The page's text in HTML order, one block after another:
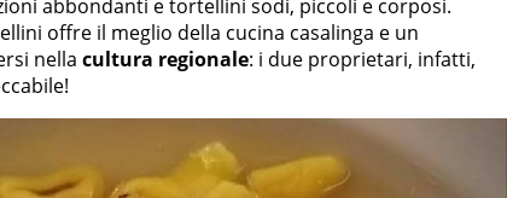
abbondanti e tortellini sodi, piccoli e corposi.
offre il meglio della cucina casalinga e un
nella cultura regionale: i due proprietari, infatti,